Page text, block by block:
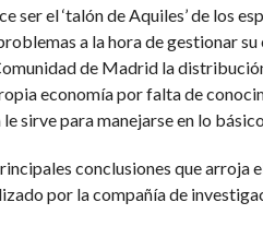
ser el ‘talón de Aquiles’ de los
a la hora de gestionar
de Madrid la
economía por falta de
sirve para manejarse en lo
conclusiones que arroja
por la compañía de